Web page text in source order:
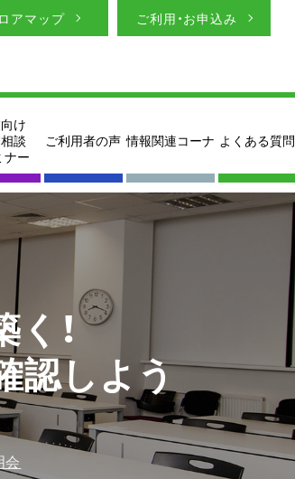
アマップ ご利用・お申込み
け
談
ナー
ご利用者の声 情報関連コーナ よくある質問
！
認しよう